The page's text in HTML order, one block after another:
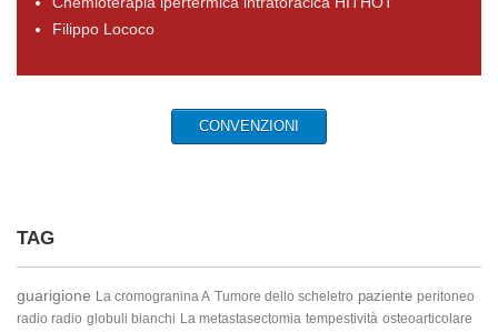
Filippo Lococo
CONVENZIONI
TAG
guarigione La cromogranina A Tumore dello scheletro paziente peritoneo
radio radio globuli bianchi La metastasectomia tempestività osteoarticolare